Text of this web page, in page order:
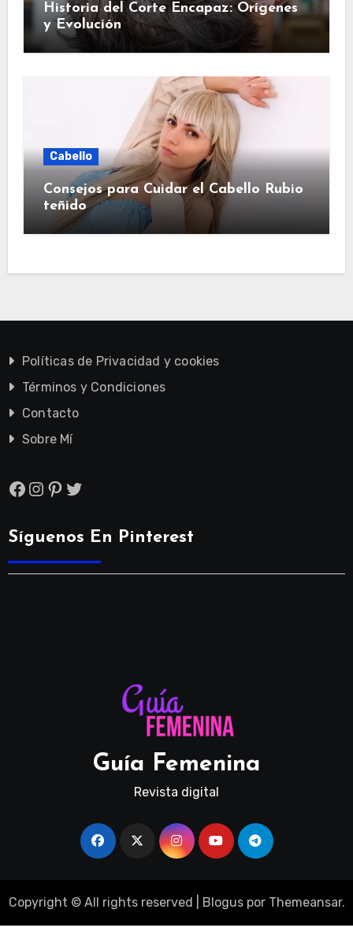
Historia del Corte Encapaz: Orígenes
y Evolución
Cabello
Consejos para Cuidar el Cabello Rubio
teñido
Políticas de Privacidad y cookies
Términos y Condiciones
Contacto
Sobre Mí
Facebook
Instagram
Pinterest
Twitter
Síguenos En Pinterest
Guía Femenina
Revista digital
Copyright © All rights reserved Bloguspor Themeansar.